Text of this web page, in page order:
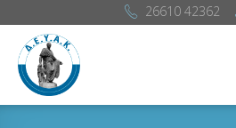
26610 42362